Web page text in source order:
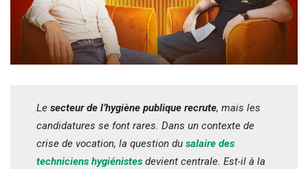
Le secteur de l’hygiène publique recrute, mais les
candidatures se font rares. Dans un contexte de
crise de vocation, la question du salaire des
techniciens hygiénistes devient centrale. Est-il à la